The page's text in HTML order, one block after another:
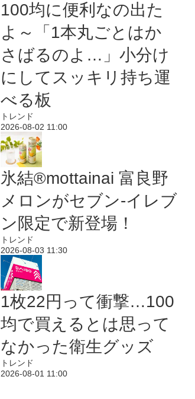
100均に便利なの出た
よ～「1本丸ごとはか
さばるのよ…」小分け
にしてスッキリ持ち運
べる板
トレンド
2026-08-02 11:00
氷結®mottainai 富良野
メロンがセブン‐イレブ
ン限定で新登場！
トレンド
2026-08-03 11:30
1枚22円って衝撃…100
均で買えるとは思って
なかった衛生グッズ
トレンド
2026-08-01 11:00